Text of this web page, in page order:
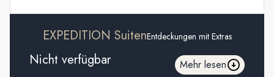
EXPEDITION SuitenEntdeckungen mit Extras
Nicht verfügbar Mehr lesen